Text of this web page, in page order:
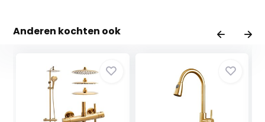
Anderen kochten ook